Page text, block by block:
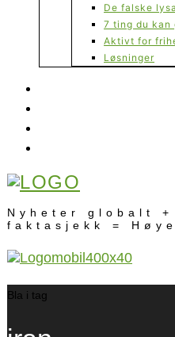
De falske
7 ting du kan
Aktivt for
Løsninger
Nyheter globalt
faktasjekk =
Bla i tag